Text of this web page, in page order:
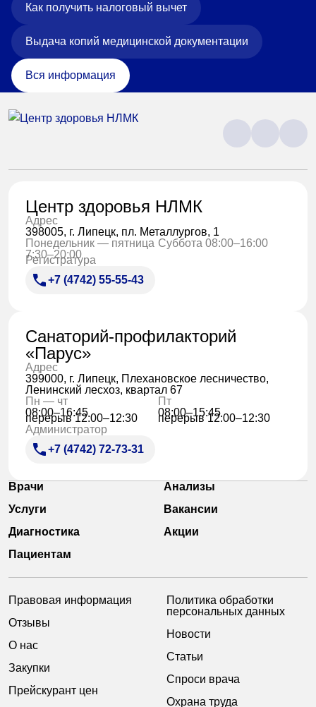
Как получить налоговый вычет
Выдача копий медицинской документации
Вся информация
Центр здоровья НЛМК
Адрес
398005, г. Липецк, пл. Металлургов, 1
Понедельник — пятница
7:30–20:00
Суббота 08:00–16:00
Регистратура
+7 (4742) 55-55-43
Санаторий-профилакторий
«Парус»
Адрес
399000, г. Липецк, Плехановское лесничество,
Ленинский лесхоз, квартал 67
Пн — чт
08:00–16:45
перерыв 12:00–12:30
Пт
08:00–15:45
перерыв 12:00–12:30
Администратор
+7 (4742) 72-73-31
Врачи
Анализы
Услуги
Вакансии
Диагностика
Акции
Пациентам
Правовая информация
Отзывы
О нас
Закупки
Прейскурант цен
Политика обработки
персональных данных
Новости
Статьи
Спроси врача
Охрана труда